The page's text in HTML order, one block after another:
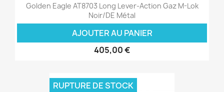
Golden Eagle AT8703 Long Lever-Action Gaz M-Lok
Noir/DE Métal
AJOUTER AU PANIER
405,00 €
RUPTURE DE STOCK